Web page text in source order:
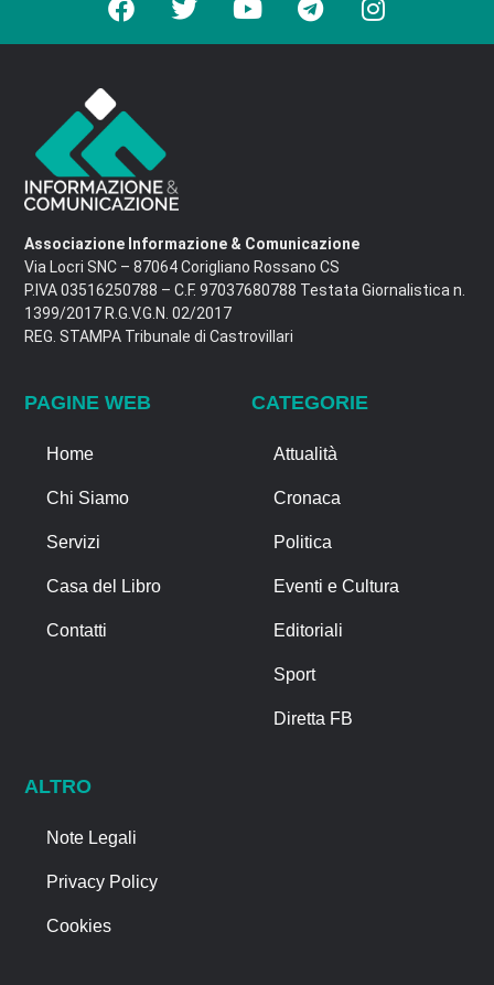
Associazione Informazione & Comunicazione
Via Locri SNC – 87064 Corigliano Rossano CS
P.IVA 03516250788 – C.F. 97037680788 Testata Giornalistica n.
1399/2017 R.G.V.G.N. 02/2017
REG. STAMPA Tribunale di Castrovillari
PAGINE WEB
Home
Chi Siamo
Servizi
Casa del Libro
Contatti
CATEGORIE
Attualità
Cronaca
Politica
Eventi e Cultura
Editoriali
Sport
Diretta FB
ALTRO
Note Legali
Privacy Policy
Cookies